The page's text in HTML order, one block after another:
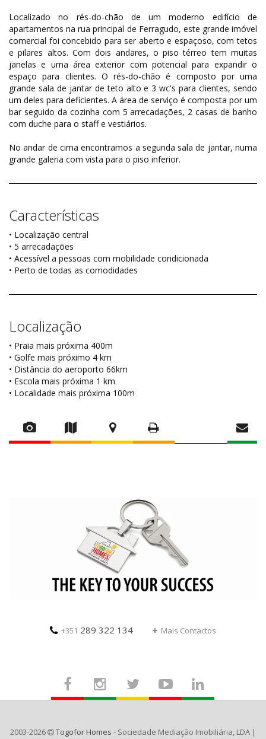
Localizado no rés-do-chão de um moderno edifício de
apartamentos na rua principal de Ferragudo, este grande imóvel
comercial foi concebido para ser aberto e espaçoso, com tetos
e pilares altos. Com dois andares, o piso térreo tem muitas
janelas e uma área exterior com potencial para expandir o
espaço para clientes. O rés-do-chão é composto por uma
grande sala de jantar de teto alto e 3 wc's para clientes, sendo
um deles para deficientes. A área de serviço é composta por um
bar seguido da cozinha com 5 arrecadações, 2 casas de banho
com duche para o staff e vestiários.
No andar de cima encontramos a segunda sala de jantar, numa
grande galeria com vista para o piso inferior.
Características
• Localização central
• 5 arrecadações
• Acessível a pessoas com mobilidade condicionada
• Perto de todas as comodidades
Localização
• Praia mais próxima 400m
• Golfe mais próximo 4 km
• Distância do aeroporto 66km
• Escola mais próxima 1 km
• Localidade mais próxima 100m
+351 289 322 134 Mais Contactos
2003-2026 Togofor Homes - Sociedade Mediação Imobiliária, LDA |